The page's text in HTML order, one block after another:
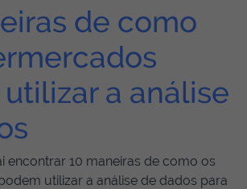
de como
a análise
encontrar 10 maneiras de como os
utilizar a análise de dados para